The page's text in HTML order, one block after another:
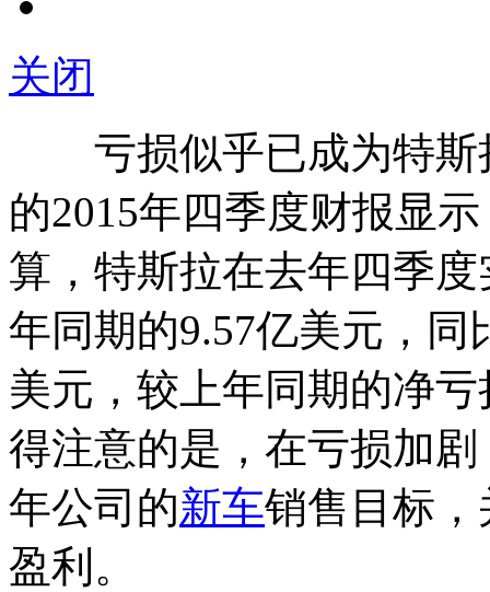
关闭
亏损似乎已成为特斯
的2015年四季度财报显
算，特斯拉在去年四季
年同期的9.57亿美元，同
美元，较上年同期的净
得注意的是，在亏损加
年公司的新车销售目标，
盈利。